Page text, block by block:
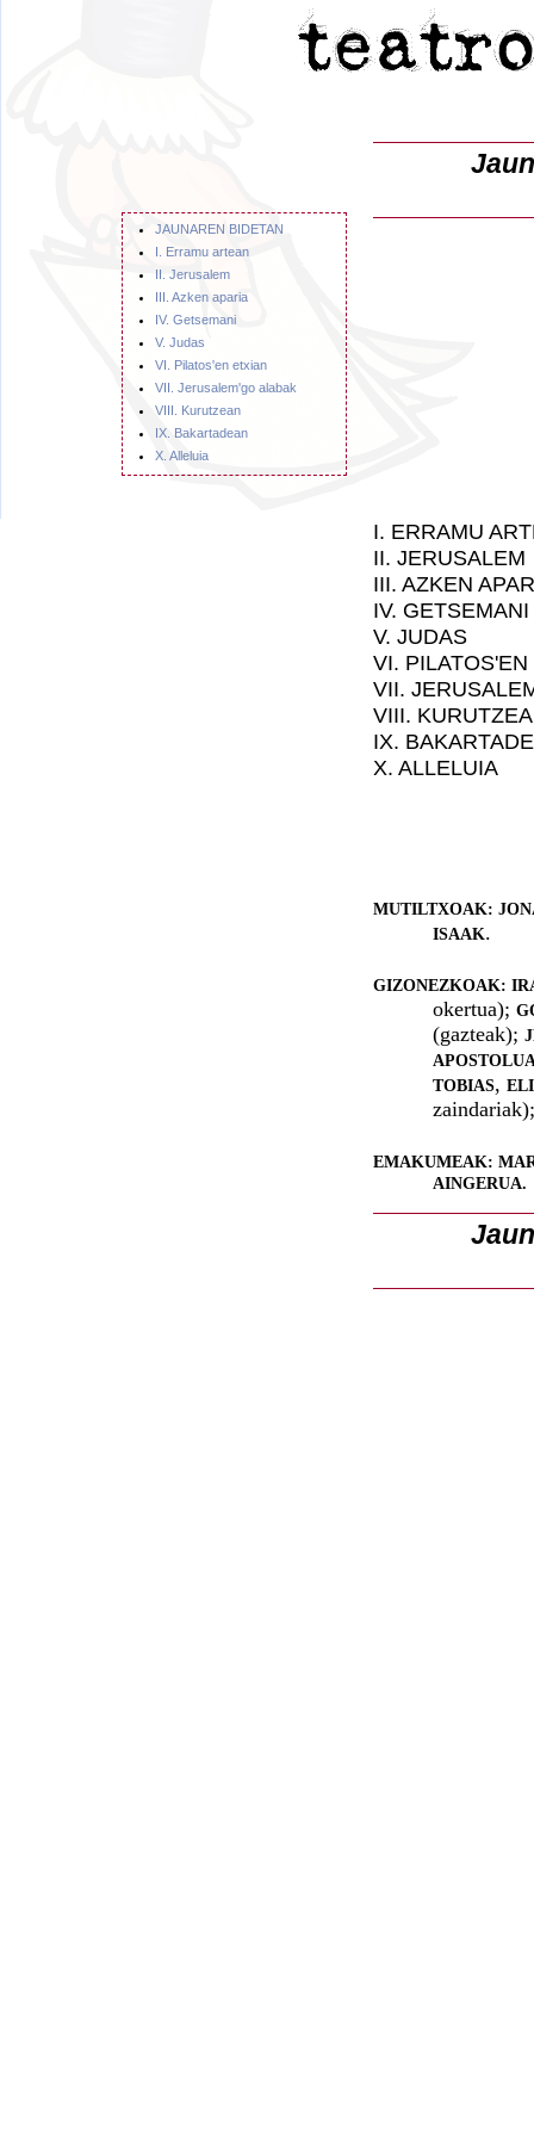
JAUNAREN BIDETAN
I. Erramu artean
II. Jerusalem
III. Azken aparia
IV. Getsemani
V. Judas
VI. Pilatos'en etxian
VII. Jerusalem'go alabak
VIII. Kurutzean
IX. Bakartadean
X. Alleluia
I. ERRAMU
II. JERUSALEM
III. AZKEN
IV. GETSEMANI
V. JUDAS
VI.
VII.
VIII.
IX.
X. ALLELUIA
MUTILTXOAK:
ISAAK.
GIZONEZKOAK:
okertua);
(gazteak);
TOBIAS,
EMAKUMEAK:
AINGERUA.